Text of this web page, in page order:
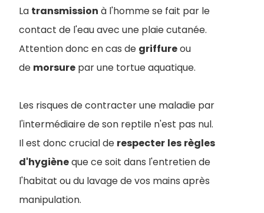
La transmission à l'homme se fait par le
contact de l'eau avec une plaie cutanée.
Attention donc en cas de griffureou
de morsure par une tortue aquatique.
Les risques de contracter une maladie par
l'intermédiaire de son reptile n'est pas nul.
Il est donc crucial de respecter les règles
d'hygièneque ce soit dans l'entretien de
l'habitat ou du lavage de vos mains après
manipulation.